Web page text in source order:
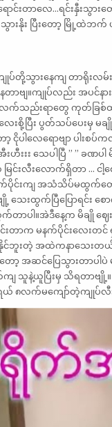
ောင်းတာလေ…ရင်းနှီးသွ
သွားနိုး ပြီးတော့ မြို့ထဲ
ပ်တို့သွားနေကျ တာရိုးလမ်
တာဗျ။ကျုပ်လည်း အပင်
လက်သည်းရာတွေ ကုတ်ခြ
ေးစို့ပြီး ပွတ်သပ်ပေး
ပါလေရောဗျာ ပါးစပ်
းးး သေပါပြီ ” ” ခဏပါ
းလီးလောက်ရှိတာ … ငါ့
က်ပိုင်းကျ အသံသိပ်မထွက်တ
ာဗျို့ သေးထွက်ပြီပြောရ
ါ။အဲဒီနေ့က မိချို ဈေး
င်းတာက မနက်ပိုင်းလေးတ
ဘူးတဲ့ အထဲကနာသေးတယ်ပ
တော့ အဆင်ပြေသွားတာ
သူနဲ့ယူပြီးမှ သိရတာဗျို့။
၈လက်မကျော်တဲ့ကျုပ်လီးက